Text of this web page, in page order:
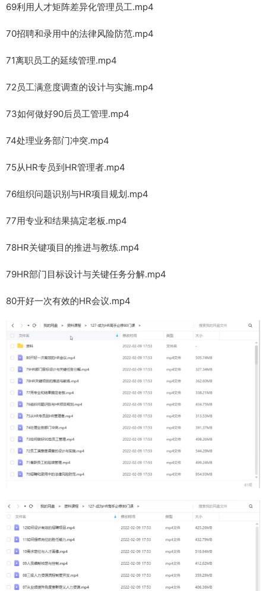
69利用人才矩阵差异化管理员工.mp4
70招聘和录用中的法律风险防范.mp4
71离职员工的延续管理.mp4
72员工满意度调查的设计与实施.mp4
73如何做好90后员工管理.mp4
74处理业务部门冲突.mp4
75从HR专员到HR管理者.mp4
76组织问题识别与HR项目规划.mp4
77用专业和结果搞定老板.mp4
78HR关键项目的推进与教练.mp4
79HR部门目标设计与关键任务分解.mp4
80开好一次有效的HR会议.mp4